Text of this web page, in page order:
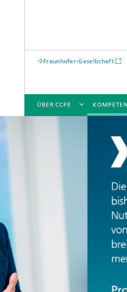
Fraunhofer-Gesellschaft
ÜBER CCPE